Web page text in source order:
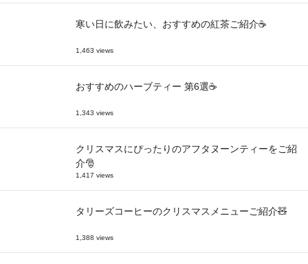
寒い日に飲みたい、おすすめの紅茶ご紹介☕
1,463 views
おすすめのハーブティー 第6選☕
1,343 views
クリスマスにぴったりのアフタヌーンティーをご紹
介🎅
1,417 views
タリーズコーヒーのクリスマスメニューご紹介🧸
1,388 views